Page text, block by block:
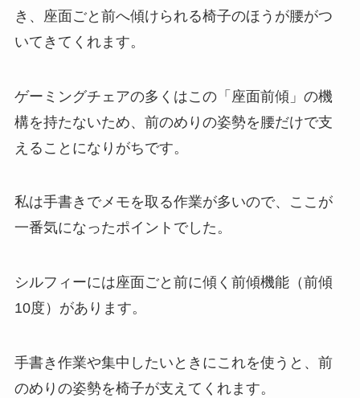
き、座面ごと前へ傾けられる椅子のほうが腰がつ
いてきてくれます。
ゲーミングチェアの多くはこの「座面前傾」の機
構を持たないため、前のめりの姿勢を腰だけで支
えることになりがちです。
私は手書きでメモを取る作業が多いので、ここが
一番気になったポイントでした。
シルフィーには座面ごと前に傾く前傾機能（前傾
10度）があります。
手書き作業や集中したいときにこれを使うと、前
のめりの姿勢を椅子が支えてくれます。